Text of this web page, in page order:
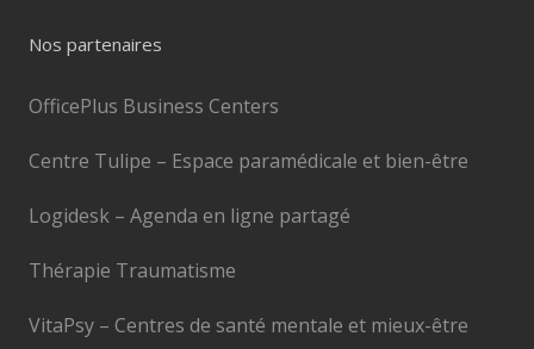
Nos partenaires
OfficePlus Business Centers
Centre Tulipe – Espace paramédicale et bien-être
Logidesk – Agenda en ligne partagé
Thérapie Traumatisme
VitaPsy – Centres de santé mentale et mieux-être